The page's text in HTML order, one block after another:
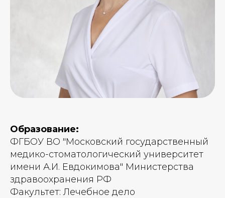
Образование:
ФГБОУ ВО "Московский государственный
медико-стоматологический университет
имени А.И. Евдокимова" Министерства
здравоохранения РФ
Факультет: Лечебное дело